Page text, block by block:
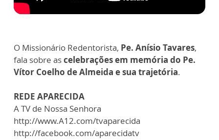
O Missionário Redentorista, Pe. Anísio Tavares,
fala sobre ascelebrações em memória do Pe.
Vítor Coelho de Almeida e sua trajetória.
REDE APARECIDA
A TV de Nossa Senhora
http://www.A12.com/tvaparecida
http://facebook.com/aparecidatv